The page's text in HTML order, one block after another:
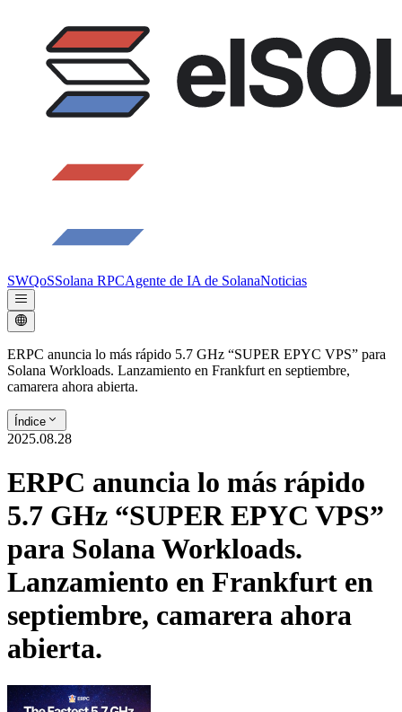
SWQoSSolana RPCAgente de IA de SolanaNoticias
ERPC anuncia lo más rápido 5.7 GHz “SUPER EPYC VPS” para
Solana Workloads. Lanzamiento en Frankfurt en septiembre,
camarera ahora abierta.
Índice
2025.08.28
ERPC anuncia lo más rápido
5.7 GHz “SUPER EPYC VPS”
para Solana Workloads.
Lanzamiento en Frankfurt en
septiembre, camarera ahora
abierta.